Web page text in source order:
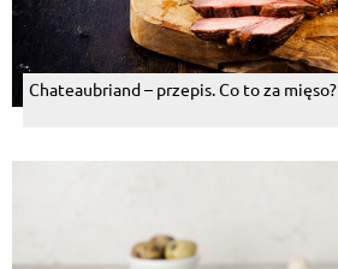
Chateaubriand – przepis. Co to za mięso?